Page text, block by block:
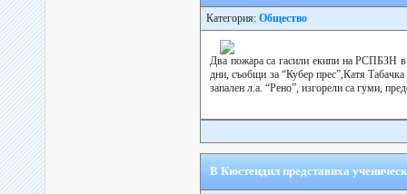
Категория: Общество
Два пожара са гасили екипи на РСПБЗН в
дни, съобщи за “Кубер прес”,Катя
запален л.а. “Рено”, изгорели са гуми,
В Кюстендил представиха